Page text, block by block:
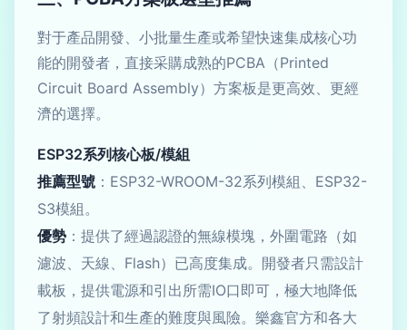
對于產品開發、小批量生產或希望快速集成核心功
能的開發者，直接采購成熟的PCBA（Printed
Circuit Board Assembly）方案板是更高效、更經
濟的選擇。
ESP32系列核心板/模組
推薦型號 ：ESP32-WROOM-32系列模組、ESP32-
S3模組。
優勢 ：提供了經過認證的無線模塊，外圍電路（如
濾波、天線、Flash）已高度集成。開發者只需設計
載板，提供電源和引出所需IO口即可，極大地降低
了射頻設計和生產的難度與風險。樂鑫官方和各大